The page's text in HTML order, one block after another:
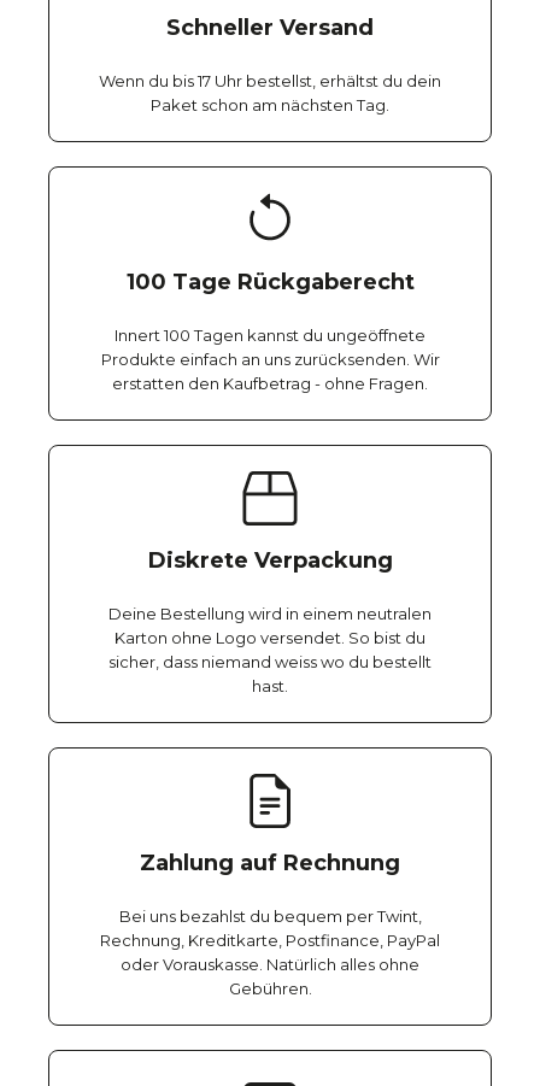
Schneller Versand
Wenn du bis 17 Uhr bestellst, erhältst du dein
Paket schon am nächsten Tag.
100 Tage Rückgaberecht
Innert 100 Tagen kannst du ungeöffnete
Produkte einfach an uns zurücksenden. Wir
erstatten den Kaufbetrag - ohne Fragen.
Diskrete Verpackung
Deine Bestellung wird in einem neutralen
Karton ohne Logo versendet. So bist du
sicher, dass niemand weiss wo du bestellt
hast.
Zahlung auf Rechnung
Bei uns bezahlst du bequem per Twint,
Rechnung, Kreditkarte, Postfinance, PayPal
oder Vorauskasse. Natürlich alles ohne
Gebühren.